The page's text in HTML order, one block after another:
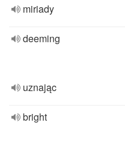
miriady
deeming
uznając
bright